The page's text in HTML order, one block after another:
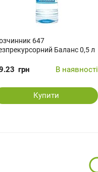
647
Баланс 0,5 л
грн В наявності
Купити